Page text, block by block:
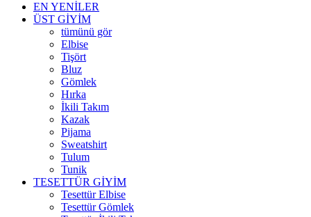
EN YENİLER
ÜST GİYİM
tümünü gör
Elbise
Tişört
Bluz
Gömlek
Hırka
İkili Takım
Kazak
Pijama
Sweatshirt
Tulum
Tunik
TESETTÜR GİYİM
Tesettür Elbise
Tesettür Gömlek